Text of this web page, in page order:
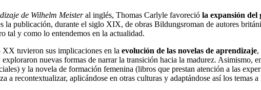
de Wilhelm Meisteral inglés, Thomas Carlyle favoreció la expansión del
la publicación, durante el siglo XIX, de obras Bildungsroman de autores
tal y como lo entendemos en la actualidad.
tuvieron sus implicaciones en la evolución de las novelas de aprendizaje,
nuevas formas de narrar la transición hacia la madurez. Asimismo,
y la novela de formación femenina (libros que prestan atención a las
a recontextualizar, aplicándose en otras culturas y adaptándose así los temas